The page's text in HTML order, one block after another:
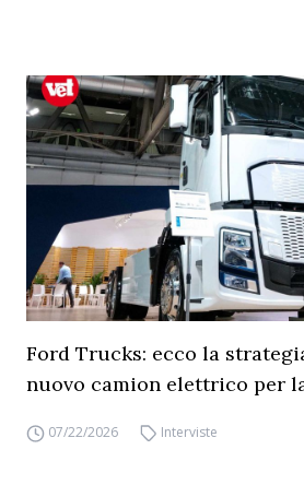
Ford Trucks: ecco la
nuovo camion elettrico per
07/22/2026 Interviste